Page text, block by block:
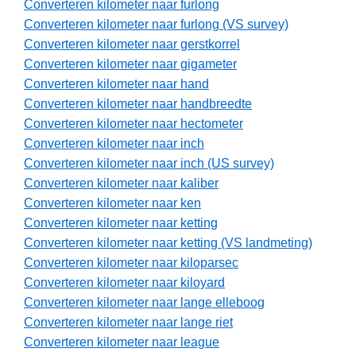
Converteren kilometer naar furlong
Converteren kilometer naar furlong (VS survey)
Converteren kilometer naar gerstkorrel
Converteren kilometer naar gigameter
Converteren kilometer naar hand
Converteren kilometer naar handbreedte
Converteren kilometer naar hectometer
Converteren kilometer naar inch
Converteren kilometer naar inch (US survey)
Converteren kilometer naar kaliber
Converteren kilometer naar ken
Converteren kilometer naar ketting
Converteren kilometer naar ketting (VS landmeting)
Converteren kilometer naar kiloparsec
Converteren kilometer naar kiloyard
Converteren kilometer naar lange elleboog
Converteren kilometer naar lange riet
Converteren kilometer naar league